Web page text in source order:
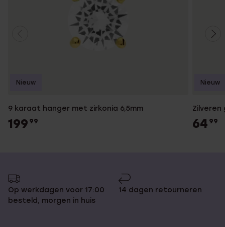
9 karaat hanger met zirkonia 6,5mm
199 99
Nieuw
64 99
Nieuw
Op werkdagen voor 17:00
besteld, morgen in huis
14 dagen retourneren